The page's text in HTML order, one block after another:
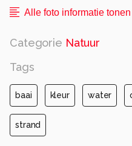
Alle foto informatie tonen
Categorie Natuur
Tags
baai kleur water
strand